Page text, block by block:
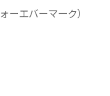
ーエバーマーク）